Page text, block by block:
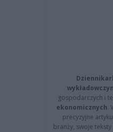
gospodarczych i
ekonomicznych.
precyzyjne
branży, swoje